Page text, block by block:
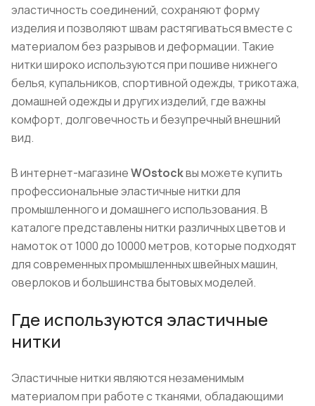
эластичность соединений, сохраняют форму
изделия и позволяют швам растягиваться вместе с
материалом без разрывов и деформации. Такие
нитки широко используются при пошиве нижнего
белья, купальников, спортивной одежды, трикотажа,
домашней одежды и других изделий, где важны
комфорт, долговечность и безупречный внешний
вид.
В интернет-магазинеWOstockвы можете купить
профессиональные эластичные нитки для
промышленного и домашнего использования. В
каталоге представлены нитки различных цветов и
намоток от 1000 до 10000 метров, которые подходят
для современных промышленных швейных машин,
оверлоков и большинства бытовых моделей.
Где используются эластичные
нитки
Эластичные нитки являются незаменимым
материалом при работе с тканями, обладающими